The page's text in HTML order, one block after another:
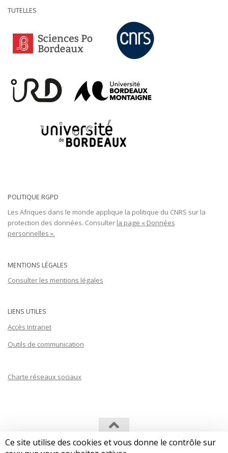
Ce site utilise des cookies et vous donne le contrôle sur
TUTELLES
POLITIQUE RGPD
Les Afriques dans le monde applique la politique du CNRS sur la
protection des données. Consulter la page « Données
personnelles ».
MENTIONS LÉGALES
Consulter les mentions légales
LIENS UTILES
Accès Intranet
Outils de communication
Charte réseaux sociaux
Les Afriques dans le Monde (LAM) © 2026. Tous droits réservés.